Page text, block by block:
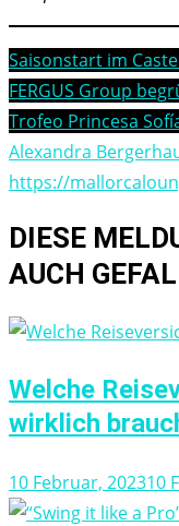
Saisonstart im
FERGUS Group
Trofeo Princesa
Alexandra
https://
DIESE
AUCH
Welche
wirklich
10 Februar, 202310